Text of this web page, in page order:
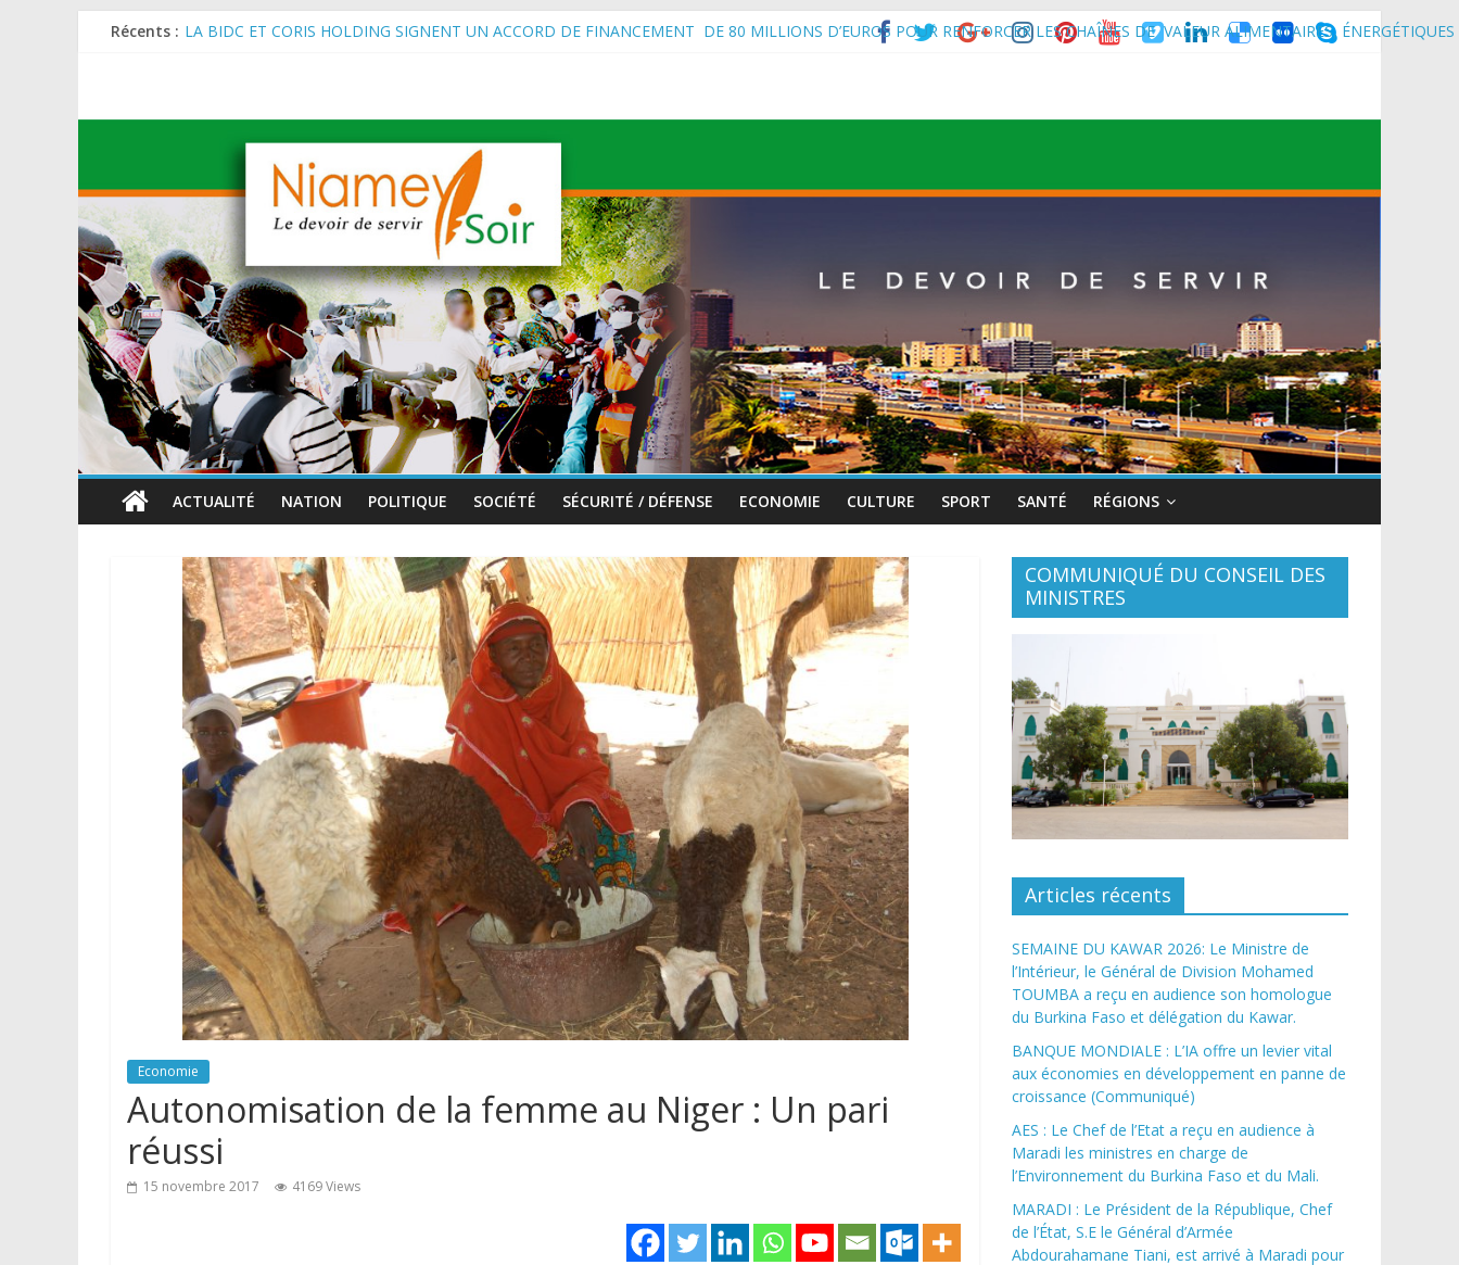
Récents : LA BIDC ET CORIS HOLDING SIGNENT UN ACCORD DE FINANCEMENT DE 80 MILLIONS D’EUROS POUR RENFORCER LES CHAÎNES DE VALEUR ALIMENTAIRES, ÉNERGÉTIQUES
AES : Le Chef de l’Etat a reçu en audience à Maradi les ministres en charge de l’Environnement du Burkina Faso et du Mali.
MARADI : Le Président de la République, Chef de l’État, S.E le Général d’Armée Abdourahamane Tiani, est arrivé à Maradi pour la célébration de la 3ᵉ édition de la Journée Nationale
de l’Arbre (JNA).
ACTUALITÉ NATION POLITIQUE SOCIÉTÉ SÉCURITÉ / DÉFENSE ECONOMIE CULTURE SPORT SANTÉ RÉGIONS
Economie
Autonomisation de la femme au Niger : Un pari
réussi
15 novembre 2017 4169 Views
COMMUNIQUÉ DU CONSEIL DES
MINISTRES
Articles récents
SEMAINE DU KAWAR 2026: Le Ministre de
l’Intérieur, le Général de Division Mohamed
TOUMBA a reçu en audience son homologue
du Burkina Faso et délégation du Kawar.
BANQUE MONDIALE : L’IA offre un levier vital
aux économies en développement en panne de
croissance (Communiqué)
AES : Le Chef de l’Etat a reçu en audience à
Maradi les ministres en charge de
l’Environnement du Burkina Faso et du Mali.
MARADI : Le Président de la République, Chef
de l’État, S.E le Général d’Armée
Abdourahamane Tiani, est arrivé à Maradi pour